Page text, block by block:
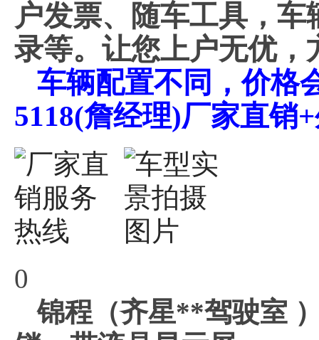
户发票、随车工具，
录等。让您上户无优，
车辆配置不同，价格
5118(詹经理)厂家直销
0
锦程（齐星**驾驶室